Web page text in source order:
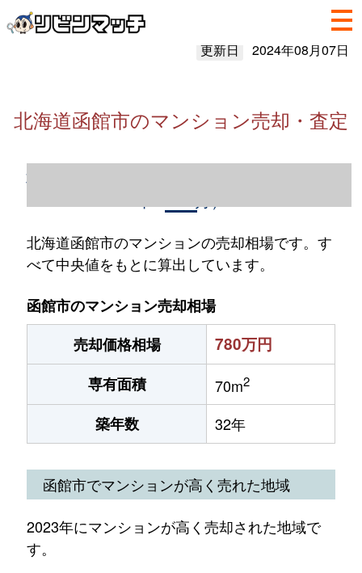
更新日 2024年08月07日
北海道函館市のマンション売却・査定
北海道函館市のマンション売却情報（2023
北海道函館市のマンションの売却相場です。す
べて中央値をもとに算出しています。
函館市のマンション売却相場
売却価格相場
780万円
専有面積 70m2
築年数 32年
函館市でマンションが高く売れた地域
2023年にマンションが高く売却された地域で
す。